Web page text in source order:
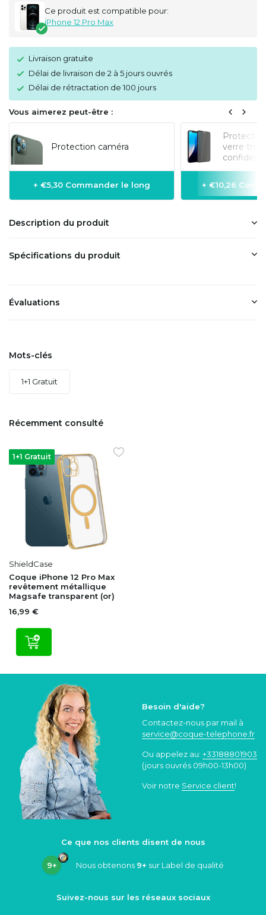
Ce produit est compatible pour:
iPhone 12 Pro Max
Livraison gratuite
Délai de livraison de 2 à 5 jours ouvrés
Délai de rétractation de 100 jours
Vous aimerez peut-être :
Protection caméra
+ €5,30 Commander le long
verre
+ €10,26
Description du produit
Spécifications du produit
Évaluations
Mots-clés
1+1 Gratuit
Récemment consulté
1+1 Gratuit
ShieldCase
Coque iPhone 12 Pro Max
revêtement métallique
Magsafe transparent (or)
16,99 €
Besoin d'aide?
Contactez-nous par mail à
service@coque-telephone.fr
Ou appelez au: +33188801903
(jours ouvrés 09h00-13h00)
Voir notre Service client!
Ce que nos clients disent de nous
9+ Nous obtenons 9+ sur Label de qualité
Suivez-nous sur les réseaux sociaux